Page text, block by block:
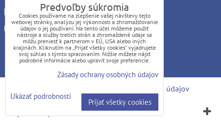
Facebook
Instagram
UPOZORNENIE:
Platba kartou nie je možná
Zásady ochrany osobných údajov
Vytvorené pomocou:BiznisWeb.sk
Predvoľby súkromia
Cookies používame na zlepšenie vašej návštevy tejto
webovej stránky, analýzu jej výkonnosti a zhromažďovanie
údajov o jej používaní. Na tento účel môžeme použiť
nástroje a služby tretích strán a zhromaždené údaje sa
môžu preniesť k partnerom v EÚ, USA alebo iných
krajinách. Kliknutím na „Prijať všetky cookies“ vyjadrujete
svoj súhlas s týmto spracovaním. Nižšie môžete nájsť
podrobné informácie alebo upraviť svoje preferencie.
Zásady ochrany osobných údajov
Ukázať podrobnosti
Prijať všetky cookies